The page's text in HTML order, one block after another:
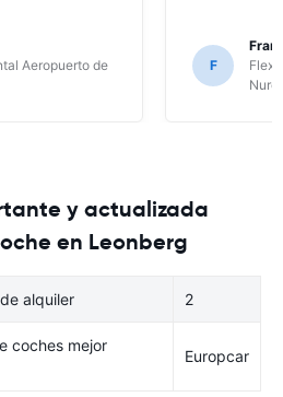
Aeropuerto de
F
Flex
y actualizada
en Leonberg
alquiler 2
coches mejor
Europcar